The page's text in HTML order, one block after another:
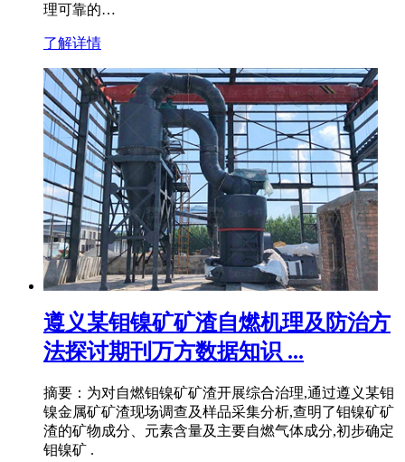
理可靠的…
了解详情
遵义某钼镍矿矿渣自燃机理及防治方
法探讨期刊万方数据知识 ...
摘要：为对自燃钼镍矿矿渣开展综合治理,通过遵义某钼
镍金属矿矿渣现场调查及样品采集分析,查明了钼镍矿矿
渣的矿物成分、元素含量及主要自燃气体成分,初步确定
钼镍矿 .